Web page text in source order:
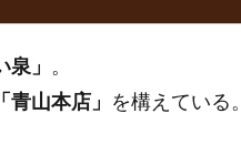
泉」 。
「青山本店」 を構えている。